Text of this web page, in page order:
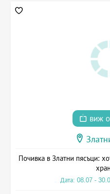
виж
Почивка в Златни пясъци:
Дата: 08.07 -